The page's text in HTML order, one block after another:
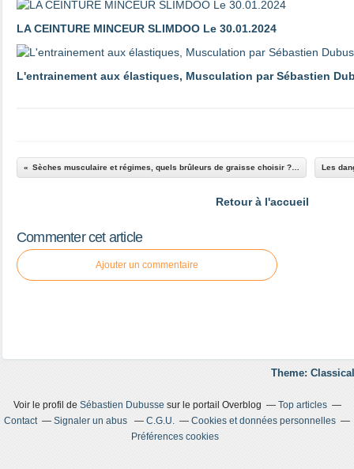
LA CEINTURE MINCEUR SLIMDOO Le 30.01.2024
L'entrainement aux élastiques, Musculation par Sébastien
Retour à l'accueil
Commenter cet article
Ajouter un commentaire
Theme:
Voir le profil de Sébastien Dubusse sur le portail Overblog
Top articles
Contact
Signaler un abus C.G.U.
Cookies et données personnelles
Préférences cookies